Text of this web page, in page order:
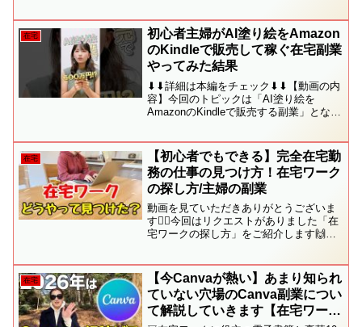
から収益化！どんな副業にも使えるライ
ティング活...
在宅
初心者主婦がAI塗り絵をAmazon
のKindleで販売して稼ぐ在宅副業
やってみた結果
⬇⬇詳細は本編をチェック⬇⬇【動画の内
容】今回のトピックは「AI塗り絵を
AmazonのKindleで販売する副業」となっ
なと思ってご紹介しました😂(相変わらず
能天気☀️...
在宅
【初心者でもできる】完全在宅勤
務の仕事の見つけ方！在宅ワーク
の探し方/主婦の副業
動画を見ていただきありがとうございま
す🙇‍♀️今回はリクエストがありました「在
宅ワークの探し方」をご紹介します🙌ご
ることができました✨ぜひ参考にしてみ
てください🍀◆ジン...
在宅
【今Canvaが熱い】あまり知られ
ていない穴場のCanva副業につい
て解説していきます【在宅ワー